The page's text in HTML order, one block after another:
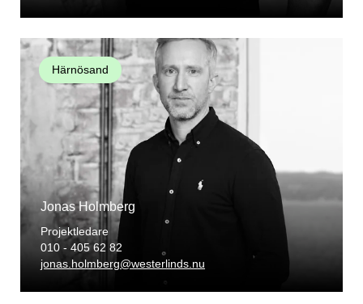
Härnösand
Jonas Holmberg
Projektledare
010 - 405 62 82
jonas.holmberg@westerlinds.nu